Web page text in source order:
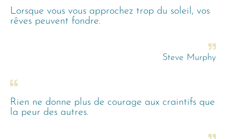
Lorsque vous vous approchez trop du soleil, vos
rêves peuvent fondre.
Steve Murphy
Rien ne donne plus de courage aux craintifs que
la peur des autres.